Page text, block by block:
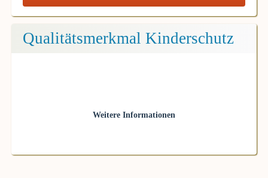
Qualitätsmerkmal Kinderschutz
Weitere Informationen